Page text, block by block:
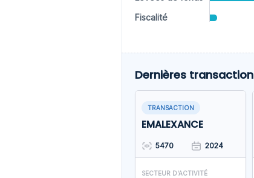
Fiscalité
Dernières
TRANSACTION
EMALEXANCE
5470 2024
SECTEUR D'ACTIVITÉ